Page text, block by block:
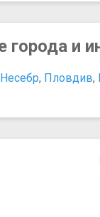
города и
Несебр, Пловдив,